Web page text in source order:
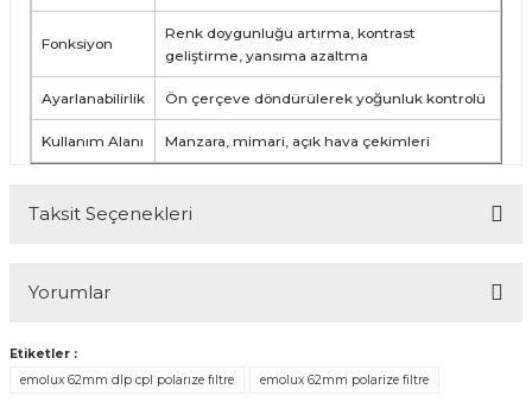
Fonksiyon
Renk doygunluğu artırma, kontrast
geliştirme, yansıma azaltma
Ayarlanabilirlik Ön çerçeve döndürülerek yoğunluk kontrolü
Kullanım Alanı Manzara, mimari, açık hava çekimleri
Taksit Seçenekleri
Yorumlar
Bu ürüne ilk yorumu siz yapın!
Etiketler :
emolux 62mm dlp cpl polarıze fıltre
emolux 62mm polarize filtre